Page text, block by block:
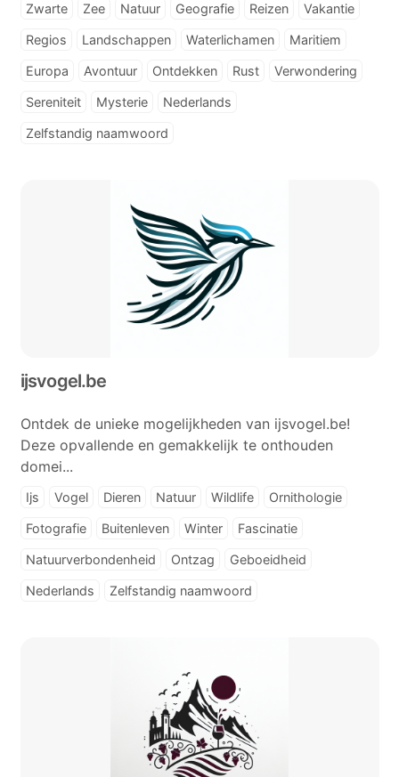
Zwarte Zee Natuur Geografie Reizen Vakantie
Regios Landschappen Waterlichamen Maritiem
Europa Avontuur Ontdekken Rust Verwondering
Sereniteit Mysterie Nederlands
Zelfstandig naamwoord
ijsvogel.be
Ontdek de unieke mogelijkheden van ijsvogel.be!
Deze opvallende en gemakkelijk te onthouden
domei...
Ijs Vogel Dieren Natuur Wildlife Ornithologie
Fotografie Buitenleven Winter Fascinatie
Natuurverbondenheid Ontzag Geboeidheid
Nederlands Zelfstandig naamwoord